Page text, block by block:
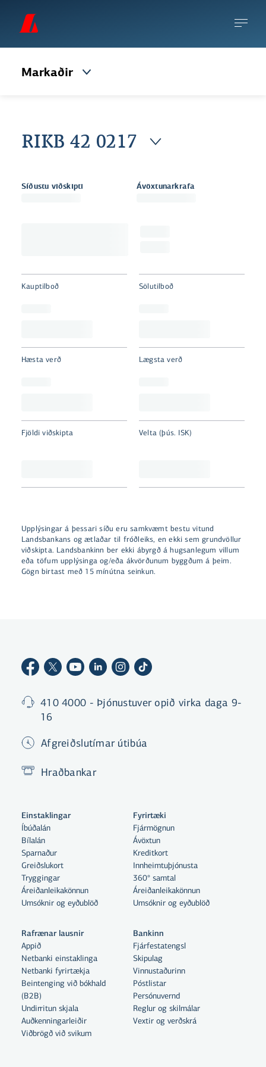
Með því að smella á „Leyfa allar“
samþykkir þú notkun á vefkökum
til þess að auka virkni vefsins,
greina vefnotkun og aðstoða við
Markaðir
RIKB 42 0217
Síðustu viðskipti Ávöxtunarkrafa
Kauptilboð Sölutilboð
Hæsta verð Lægsta verð
Fjöldi viðskipta Velta (þús. ISK)
Upplýsingar á þessari síðu eru samkvæmt bestu vitund
Landsbankans og ætlaðar til fróðleiks, en ekki sem grundvöllur
viðskipta. Landsbankinn ber ekki ábyrgð á hugsanlegum villum
eða töfum upplýsinga og/eða ákvörðunum byggðum á þeim.
Gögn birtast með 15 mínútna seinkun.
410 4000 - Þjónustuver opið virka daga 9-
16
Afgreiðslutímar útibúa
Hraðbankar
Einstaklingar
Íbúðalán
Bílalán
Sparnaður
Greiðslukort
Tryggingar
Áreiðanleikakönnun
Umsóknir og eyðublöð
Fyrirtæki
Fjármögnun
Ávöxtun
Kreditkort
Innheimtuþjónusta
360° samtal
Áreiðanleikakönnun
Umsóknir og eyðublöð
Rafrænar lausnir
Appið
Netbanki einstaklinga
Netbanki fyrirtækja
Beintenging við bókhald
(B2B)
Undirritun skjala
Auðkenningarleiðir
Viðbrögð við svikum
Bankinn
Fjárfestatengsl
Skipulag
Vinnustaðurinn
Póstlistar
Persónuvernd
Reglur og skilmálar
Vextir og verðskrá